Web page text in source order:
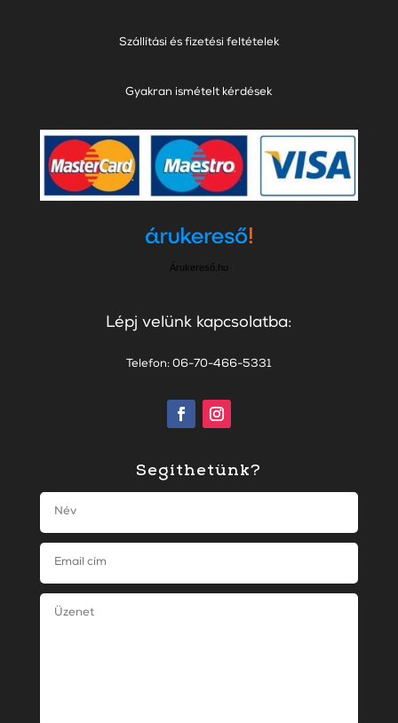
Szállítási és fizetési feltételek
Gyakran ismételt kérdések
Árukereső.hu
Lépj velünk kapcsolatba:
Telefon: 06-70-466-5331
Segíthetünk?